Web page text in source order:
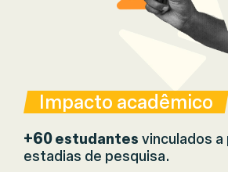
Impacto acadêmico
+60estudantes vinculados
estadias de pesquisa.